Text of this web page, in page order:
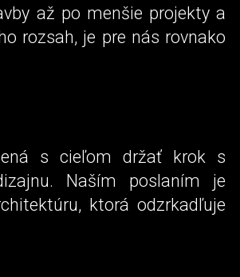
až po menšie projekty a
rozsah, je pre nás rovnako
s cieľom držať krok s
Naším poslaním je
ktorá odzrkadľuje